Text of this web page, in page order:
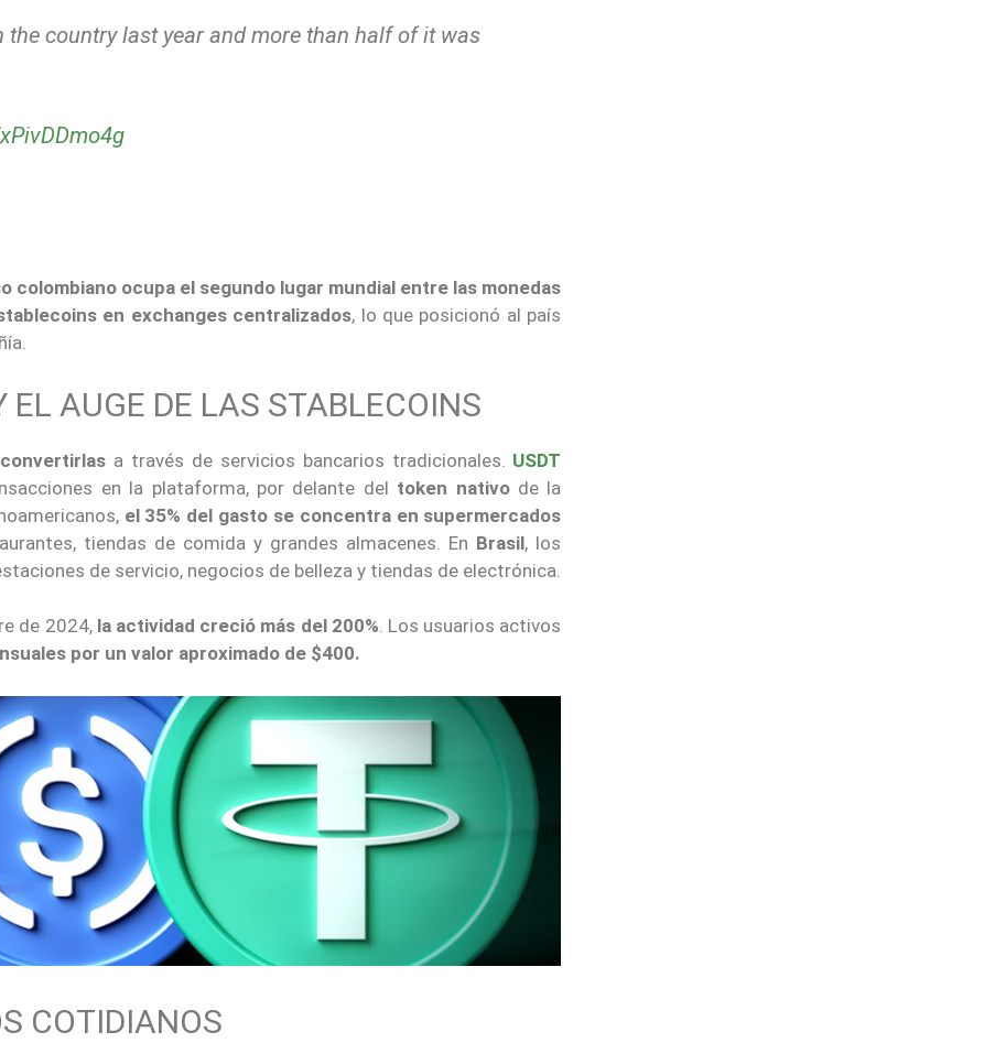
country last year and more than half of it was
colombiano ocupa el segundo lugar mundial entre las monedas
en exchanges centralizados, lo que posicionó al país
EL AUGE DE LAS STABLECOINS
a través de servicios bancarios tradicionales. USDT
en la plataforma, por delante del token nativode la
el 35% del gasto se concentra en supermercados
tiendas de comida y grandes almacenes. En Brasil, los
de servicio, negocios de belleza y tiendas de electrónica.
de 2024, la actividad creció más del 200%. Los usuarios activos
por un valor aproximado de $400.
COTIDIANOS